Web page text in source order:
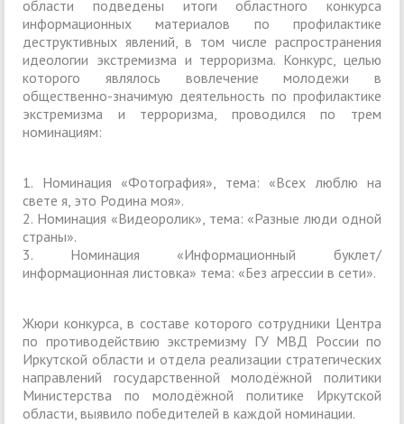
области подведены итоги областного конкурса
информационных материалов по профилактике
деструктивных явлений, в том числе распространения
идеологии экстремизма и терроризма. Конкурс, целью
которого являлось вовлечение молодежи в
общественно-значимую деятельность по профилактике
экстремизма и терроризма, проводился по трем
номинациям:
1. Номинация «Фотография», тема: «Всех люблю на
свете я, это Родина моя».
2. Номинация «Видеоролик», тема: «Разные люди одной
страны».
3. Номинация «Информационный буклет/
информационная листовка» тема: «Без агрессии в сети».
Жюри конкурса, в составе которого сотрудники Центра
по противодействию экстремизму ГУ МВД России по
Иркутской области и отдела реализации стратегических
направлений государственной молодёжной политики
Министерства по молодёжной политике Иркутской
области, выявило победителей в каждой номинации.